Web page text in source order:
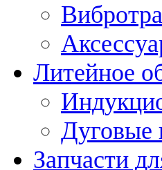
Литейное
Дуговые
Запчасти